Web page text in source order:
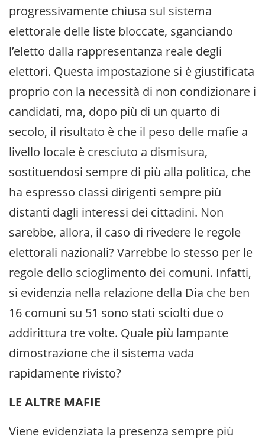
progressivamente chiusa sul sistema
elettorale delle liste bloccate, sganciando
l’eletto dalla rappresentanza reale degli
elettori. Questa impostazione si è giustificata
proprio con la necessità di non condizionare i
candidati, ma, dopo più di un quarto di
secolo, il risultato è che il peso delle mafie a
livello locale è cresciuto a dismisura,
sostituendosi sempre di più alla politica, che
ha espresso classi dirigenti sempre più
distanti dagli interessi dei cittadini. Non
sarebbe, allora, il caso di rivedere le regole
elettorali nazionali? Varrebbe lo stesso per le
regole dello scioglimento dei comuni. Infatti,
si evidenzia nella relazione della Dia che ben
16 comuni su 51 sono stati sciolti due o
addirittura tre volte. Quale più lampante
dimostrazione che il sistema vada
rapidamente rivisto?
LE ALTRE MAFIE
Viene evidenziata la presenza sempre più